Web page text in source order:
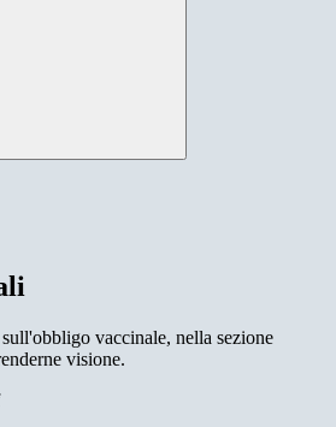
vaccinale, nella sezione
visione.